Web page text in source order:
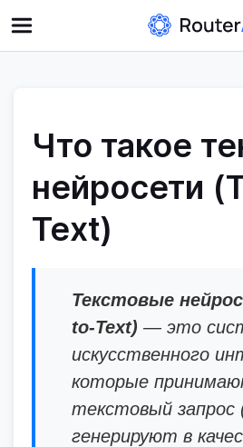
Что такое
нейросети
Text)
Текстовые
to-Text) — это
искусственного
которые
текстовый
генерируют в